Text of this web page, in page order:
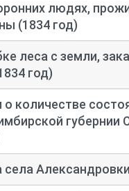
людях,
(1834 год)
леса с земли,
год)
о количестве
губернии
села